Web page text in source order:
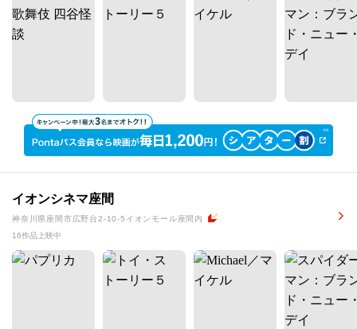
イオンシネマ座間
神奈川県座間市広野台2-10-5イオンモール座間内
16作品上映中